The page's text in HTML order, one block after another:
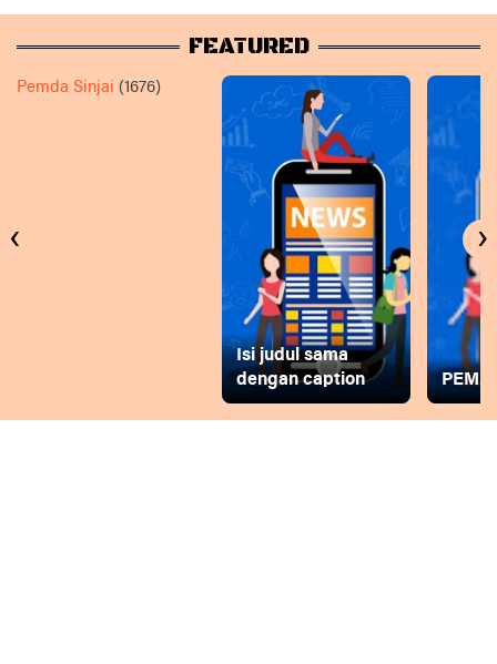
FEATURED
Pemda Sinjai (1676)
Isi judul sama
dengan caption
‹ ›